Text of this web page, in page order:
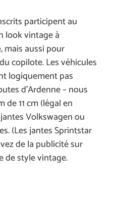
participent au
look vintage à
mais aussi pour
copilote. Les véhicules
logiquement pas
d’Ardenne – nous
11 cm (légal en
Volkswagen ou
(Les jantes Sprintstar
de la publicité sur
de style vintage.